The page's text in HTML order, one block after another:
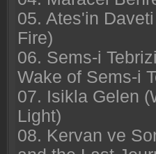
05. Ates'in
Fire)
06. Sems-i
Wake of Sems-i
07. Isikla Gelen
Light)
08. Kervan ve